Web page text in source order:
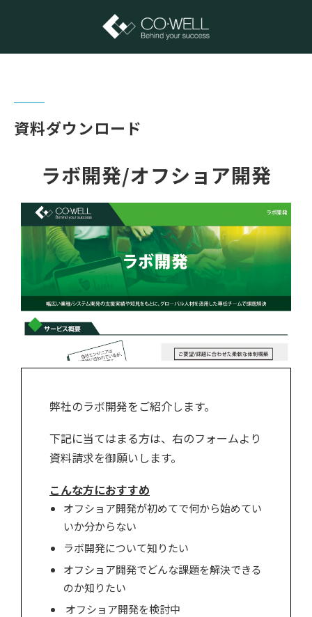
資料ダウンロード
ラボ開発/オフショア開発
弊社のラボ開発をご紹介します。
下記に当てはまる方は、右のフォームより
資料請求を御願いします。
こんな方におすすめ
オフショア開発が初めてで何から始めてい
いか分からない
ラボ開発について知りたい
オフショア開発でどんな課題を解決できる
のか知りたい
オフショア開発を検討中